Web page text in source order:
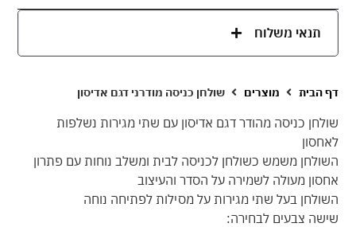
תנאי משלוח
דף הבית מוצרים שולחן כניסה מודרני דגם אדיסון
שולחן כניסה מהודר דגם אדיסון עם שתי מגירות נשלפות
לאחסון
השולחן משמש כשולחן לכניסה לבית ומשלב נוחות עם פתרון
אחסון מעולה לשמירה על הסדר והעיצוב
השולחן בעל שתי מגירות על מסילות לפתיחה נוחה
שישה צבעים לבחירה: